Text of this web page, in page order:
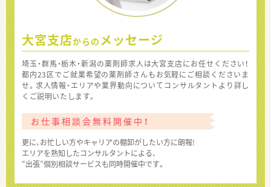
大宮支店からの メッセージ
埼玉・群馬・栃木・新潟の薬剤師求人は大宮支店にお任せください！
都内23区でご就業希望の薬剤師さんもお気軽にご相談くださいま
せ。求人情報・エリアや業界動向についてコンサルタントより詳し
くご説明いたします。
お仕事相談会無料開催中！
更に、お忙しい方やキャリアの棚卸がしたい方に朗報!
エリアを熟知したコンサルタントによる、
“出張”個別相談サービスも同時開催中です。